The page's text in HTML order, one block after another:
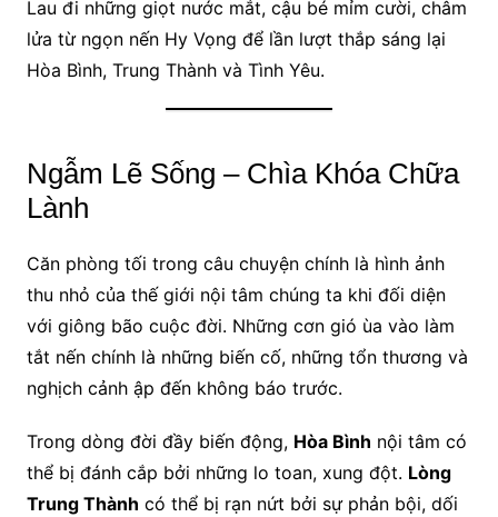
Lau đi những giọt nước mắt, cậu bé mỉm cười, châm
lửa từ ngọn nến Hy Vọng để lần lượt thắp sáng lại
Hòa Bình, Trung Thành và Tình Yêu.
Ngẫm Lẽ Sống – Chìa Khóa Chữa
Lành
Căn phòng tối trong câu chuyện chính là hình ảnh
thu nhỏ của thế giới nội tâm chúng ta khi đối diện
với giông bão cuộc đời. Những cơn gió ùa vào làm
tắt nến chính là những biến cố, những tổn thương và
nghịch cảnh ập đến không báo trước.
Trong dòng đời đầy biến động, Hòa Bình nội tâm có
thể bị đánh cắp bởi những lo toan, xung đột. Lòng
Trung Thành có thể bị rạn nứt bởi sự phản bội, dối